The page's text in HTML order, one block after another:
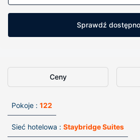
Sprawdź
Ceny
Pokoje : 122
Sieć hotelowa : Staybridge Suites